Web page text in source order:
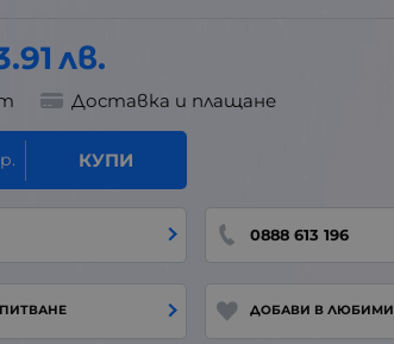
лв.
Доставка и плащане
КУПИ
0888 613 196
ДОБАВИ В ЛЮБИМИ